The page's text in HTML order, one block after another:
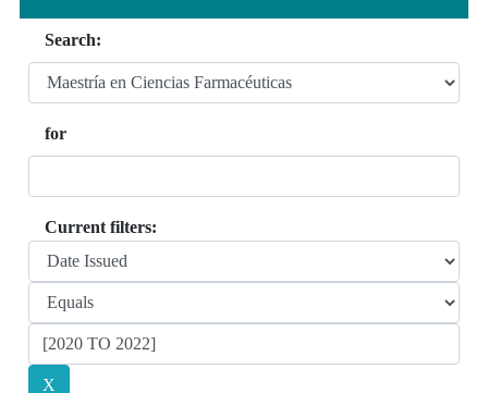
Search:
for
Current filters: